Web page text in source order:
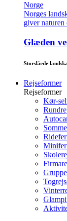
Norge
Norges
giver naturen
Glæden
Storslåede
Rejseformer
Rejseformer
Kør-